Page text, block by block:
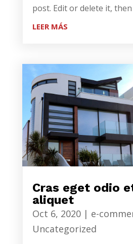
post. Edit or delete it,
LEER MÁS
Cras eget odio
aliquet
Oct 6, 2020| e-
Uncategorized